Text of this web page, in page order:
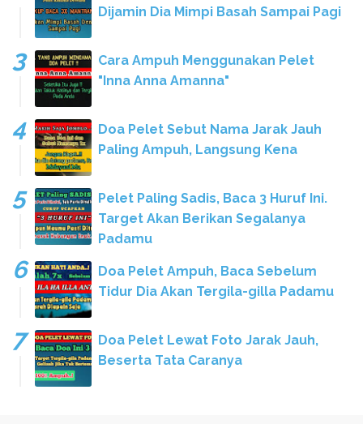
Dijamin Dia Mimpi Basah Sampai Pagi
Cara Ampuh Menggunakan Pelet
"Inna Anna Amanna"
Doa Pelet Sebut Nama Jarak Jauh
Paling Ampuh, Langsung Kena
Pelet Paling Sadis, Baca 3 Huruf Ini.
Target Akan Berikan Segalanya
Padamu
Doa Pelet Ampuh, Baca Sebelum
Tidur Dia Akan Tergila-gilla Padamu
Doa Pelet Lewat Foto Jarak Jauh,
Beserta Tata Caranya